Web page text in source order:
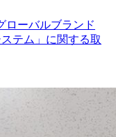
ローバルブランド
テム」に関する取